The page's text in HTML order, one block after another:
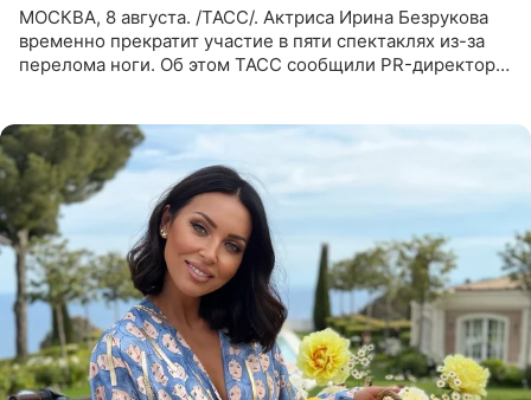
МОСКВА, 8 августа. /ТАСС/. Актриса Ирина Безрукова
временно прекратит участие в пяти спектаклях из-за
перелома ноги. Об этом ТАСС сообщили PR-директор